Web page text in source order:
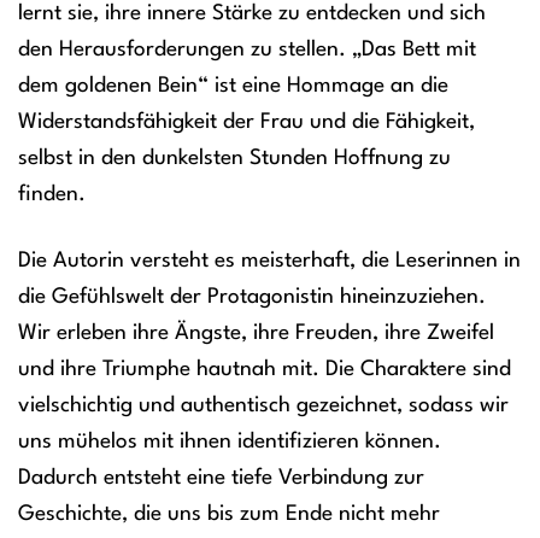
lernt sie, ihre innere Stärke zu entdecken und sich
den Herausforderungen zu stellen. „Das Bett mit
dem goldenen Bein“ ist eine Hommage an die
Widerstandsfähigkeit der Frau und die Fähigkeit,
selbst in den dunkelsten Stunden Hoffnung zu
finden.
Die Autorin versteht es meisterhaft, die Leserinnen in
die Gefühlswelt der Protagonistin hineinzuziehen.
Wir erleben ihre Ängste, ihre Freuden, ihre Zweifel
und ihre Triumphe hautnah mit. Die Charaktere sind
vielschichtig und authentisch gezeichnet, sodass wir
uns mühelos mit ihnen identifizieren können.
Dadurch entsteht eine tiefe Verbindung zur
Geschichte, die uns bis zum Ende nicht mehr